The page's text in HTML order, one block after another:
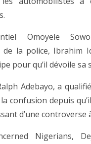
Omoyele
de la police, Ibrahim
pour qu’il dévoile sa
Adebayo, a
confusion depuis
d’une controverse
Nigerians,